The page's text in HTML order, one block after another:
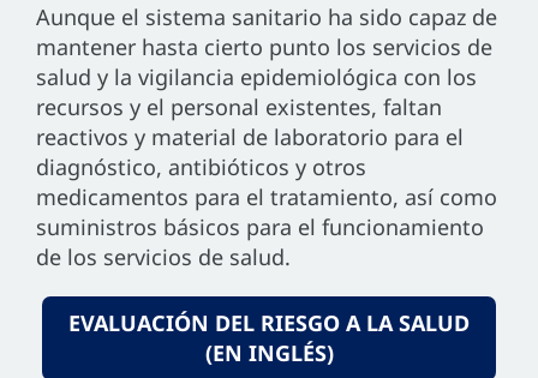
Aunque el sistema sanitario ha sido capaz de
mantener hasta cierto punto los servicios de
salud y la vigilancia epidemiológica con los
recursos y el personal existentes, faltan
reactivos y material de laboratorio para el
diagnóstico, antibióticos y otros
medicamentos para el tratamiento, así como
suministros básicos para el funcionamiento
de los servicios de salud.
EVALUACIÓN DEL RIESGO A LA SALUD
(EN INGLÉS)